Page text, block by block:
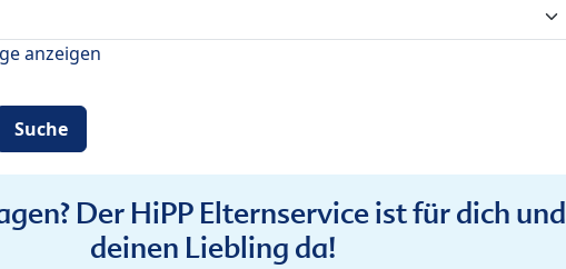
anzeigen
Der HiPP Elternservice ist für dich und
deinen Liebling da!